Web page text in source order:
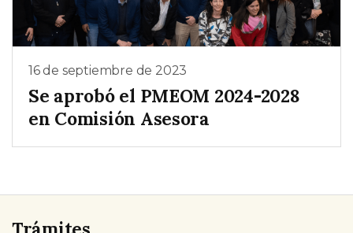
16 de septiembre de 2023
Se aprobó el PMEOM 2024-2028
en Comisión Asesora